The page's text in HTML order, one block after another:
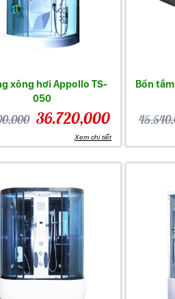
bồn tắm thì hãng còn cho ra
sản phẩm
xông hơi Appollo TS-
050
36.720,000
Xem chi tiết
Bồn